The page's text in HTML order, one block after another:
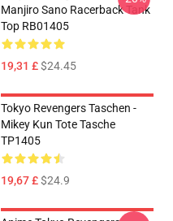
Manjiro Sano Racerback Tank
Top RB01405
19,31 £$24.45
Tokyo Revengers Taschen -
Mikey Kun Tote Tasche
TP1405
19,67 £$24.9